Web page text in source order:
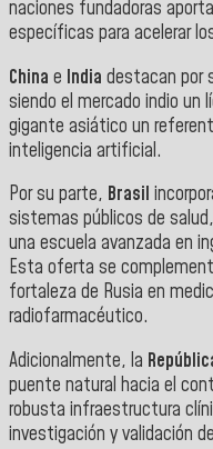
naciones fundadoras
específicas para acelerar
China e India destacan por
siendo el mercado indio un
gigante asiático un
inteligencia artificial.
Por su parte, Brasil
sistemas públicos de
una escuela avanzada en
Esta oferta se
fortaleza de Rusia en
radiofarmacéutico.
Adicionalmente, la
puente natural hacia el
robusta infraestructura
investigación y validación